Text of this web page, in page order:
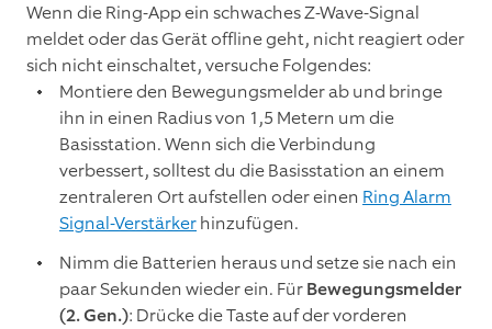
Wenn die Ring-App ein schwaches Z-Wave-Signal
meldet oder das Gerät offline geht, nicht reagiert oder
sich nicht einschaltet, versuche Folgendes:
Montiere den Bewegungsmelder ab und bringe
ihn in einen Radius von 1,5 Metern um die
Basisstation. Wenn sich die Verbindung
verbessert, solltest du die Basisstation an einem
zentraleren Ort aufstellen oder einen Ring Alarm
Signal-Verstärkerhinzufügen.
Nimm die Batterien heraus und setze sie nach ein
paar Sekunden wieder ein. FürBewegungsmelder
(2. Gen.): Drücke die Taste auf der vorderen